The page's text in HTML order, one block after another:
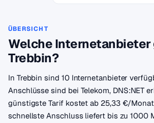
ÜBERSICHT
Welche Internetanbieter
Trebbin?
In Trebbin sind 10 Internetanbieter
Anschlüsse sind bei Telekom, DNS:NET
günstigste Tarif kostet ab 25,33 €/Monat
schnellste Anschluss liefert bis zu 1000